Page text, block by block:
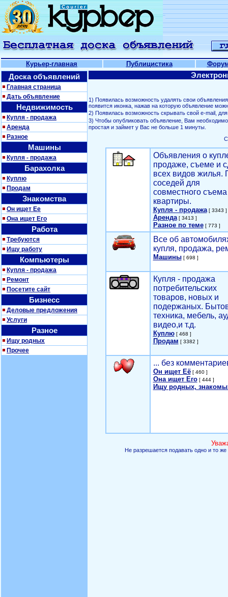
Курьер-главная Публицистика
Доска объявлений
Главная страница
Дать объявление
Недвижимость
Купля - продажа
Аренда
Разное
Машины
Купля - продажа
Барахолка
Куплю
Продам
Знакомства
Он ищет Ее
Она ищет Его
Работа
Требуются
Ищу работу
Компьютеры
Купля - продажа
Ремонт
Посетите сайт
Бизнесс
Деловые предложения
Услуги
Разное
Ищу родных
Прочее
1) Появилась возможность удалять свои
появится иконка, нажав на которую объявление
2) Появилась возможность скрывать свой е-mail,
3) Чтобы опубликовать объявление, Вам
простая и займет у Вас не больше 1 минуты.
Объявления о
продаже, съеме и
всех видов жилья.
соседей для
совместного съема
квартиры.
Купля - продажа[ 3343 ]
Аренда[ 3413 ]
Разное по теме[ 773 ]
Все об
купля, продажа,
Машины[ 698 ]
Купля - продажа
потребительских
товаров, новых и
подержаных.
техника, мебель,
видео,и т.д.
Куплю[ 468 ]
Продам [ 3382 ]
... без
Он ищет Её[ 460 ]
Она ищет Его[ 444 ]
Ищу родных,
Не разрешается подавать одно и то